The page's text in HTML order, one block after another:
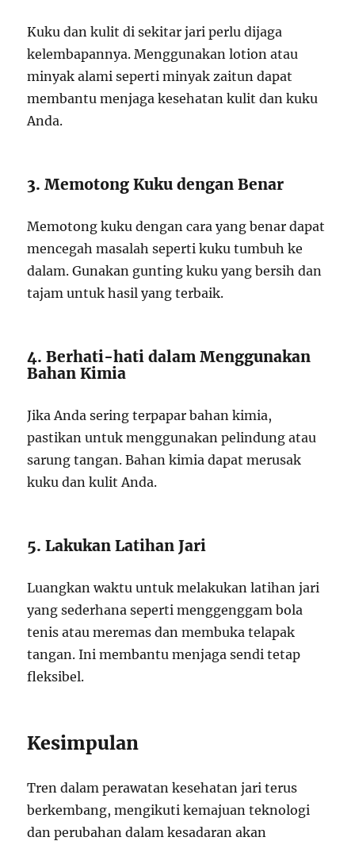
Kuku dan kulit di sekitar jari perlu dijaga
kelembapannya. Menggunakan lotion atau
minyak alami seperti minyak zaitun dapat
membantu menjaga kesehatan kulit dan kuku
Anda.
3. Memotong Kuku dengan Benar
Memotong kuku dengan cara yang benar dapat
mencegah masalah seperti kuku tumbuh ke
dalam. Gunakan gunting kuku yang bersih dan
tajam untuk hasil yang terbaik.
4. Berhati-hati dalam Menggunakan
Bahan Kimia
Jika Anda sering terpapar bahan kimia,
pastikan untuk menggunakan pelindung atau
sarung tangan. Bahan kimia dapat merusak
kuku dan kulit Anda.
5. Lakukan Latihan Jari
Luangkan waktu untuk melakukan latihan jari
yang sederhana seperti menggenggam bola
tenis atau meremas dan membuka telapak
tangan. Ini membantu menjaga sendi tetap
fleksibel.
Kesimpulan
Tren dalam perawatan kesehatan jari terus
berkembang, mengikuti kemajuan teknologi
dan perubahan dalam kesadaran akan